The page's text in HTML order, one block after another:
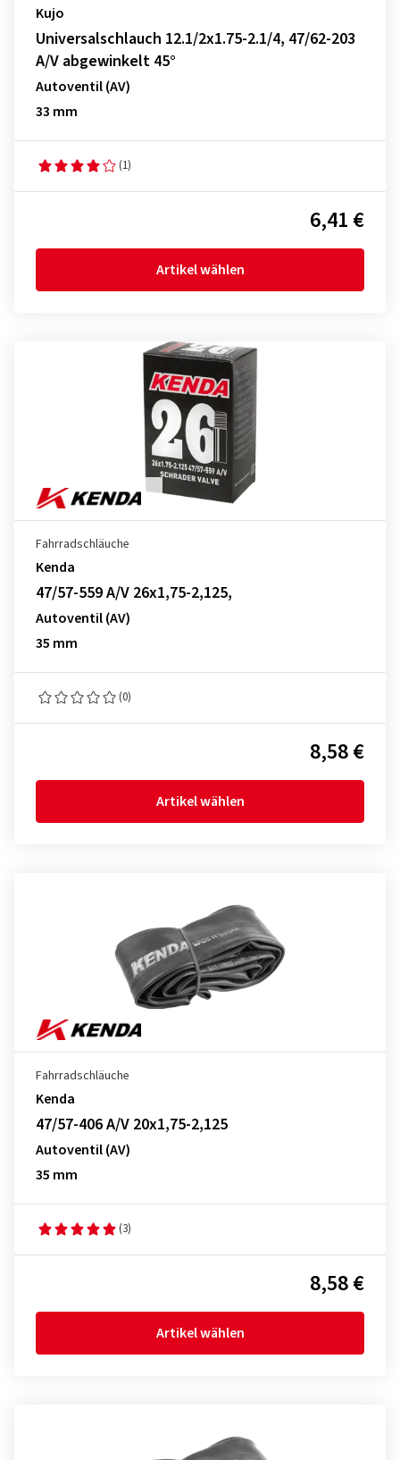
Kujo
Universalschlauch 12.1/2x1.75-2.1/4, 47/62-203
A/V abgewinkelt 45°
Autoventil (AV)
33 mm
(1)
6,41 €
Artikel wählen
Fahrradschläuche
Kenda
47/57-559 A/V 26x1,75-2,125,
Autoventil (AV)
35 mm
(0)
8,58 €
Artikel wählen
Fahrradschläuche
Kenda
47/57-406 A/V 20x1,75-2,125
Autoventil (AV)
35 mm
(3)
8,58 €
Artikel wählen